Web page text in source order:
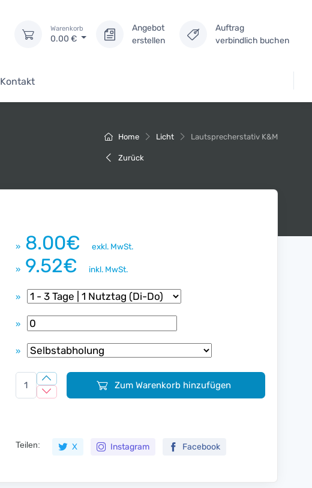
Warenkorb
0.00 €
Angebot
erstellen
Auftrag
verbindlich buchen
Kontakt
Home Licht Lautsprecherstativ K&M
Zurück
» 8.00€ exkl. MwSt.
» 9.52€ inkl. MwSt.
»
»
»
Zum Warenkorb hinzufügen
Teilen: X Instagram Facebook